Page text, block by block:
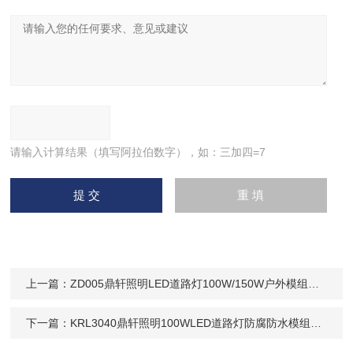
请输入计算结果（填写阿拉伯数字），如：三加四=7
上一篇：ZD005鼎轩照明LED道路灯100W/150W户外模组式灯
下一篇： KRL3040鼎轩照明100WLED道路灯防腐防水模组白光灯